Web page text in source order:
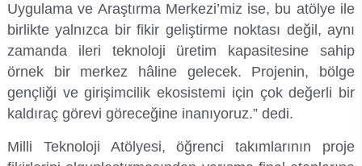
Uygulama ve Araştırma Merkezi’miz ise, bu atölye ile
birlikte yalnızca bir fikir geliştirme noktası değil, aynı
zamanda ileri teknoloji üretim kapasitesine sahip
örnek bir merkez hâline gelecek. Projenin, bölge
gençliği ve girişimcilik ekosistemi için çok değerli bir
kaldıraç görevi göreceğine inanıyoruz.” dedi.
Milli Teknoloji Atölyesi, öğrenci takımlarının proje
Öğrenme ve Öğretmeyi Geliştirme Uygulama ve Araştırma Merkezi
Ölçme ve Değerlendirme Uygulama ve Araştırma Merkezi
Özel Yetenekliler Eğitimi Uygulama ve Araştırma Merkezi
Rehberlik ve Psikolojik Danışmanlık Uygulama ve Araştırma Merkezi